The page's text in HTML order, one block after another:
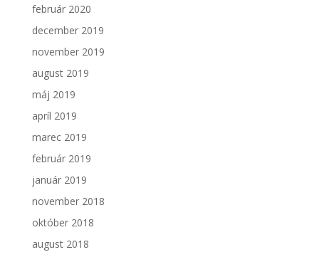
február 2020
december 2019
november 2019
august 2019
máj 2019
apríl 2019
marec 2019
február 2019
január 2019
november 2018
október 2018
august 2018